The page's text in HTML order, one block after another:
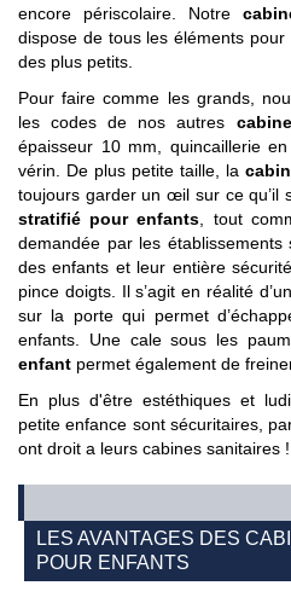
encore périscolaire. Notre
dispose de tous les éléments pour
des plus petits.
Pour faire comme les grands,
les codes de nos autres
épaisseur 10 mm, quincaillerie
vérin. De plus petite taille, la
toujours garder un œil sur ce qu’il
stratifié pour enfants , tout
demandée par les établissements
des enfants et leur entière
pince doigts. Il s’agit en réalité
sur la porte qui permet
enfants. Une cale sous les
enfant permet également de
En plus d'être estéthiques et
petite enfance sont sécuritaires,
ont droit a leurs cabines sanitaires !
LES AVANTAGES DES
POUR ENFANTS